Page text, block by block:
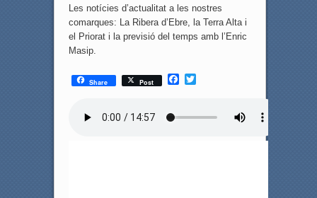
Les notícies d’actualitat a les nostres
comarques: La Ribera d’Ebre, la Terra Alta i
el Priorat i la previsió del temps amb l’Enric
Masip.
Share Post
F
T